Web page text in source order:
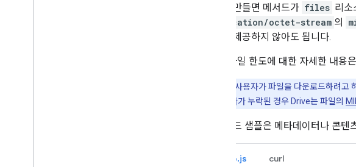
파일을 만들면 메서드가 files 리소
application/octet-stream 의
실제로 제공하지 않아도 됩니다.
Drive 파일 한도에 대한 자세한 내용은
Drive 사용자가 파일을 다운로드하려고
드합니다. 확장자가 누락된 경우 Drive는 파일의
다음 코드 샘플은 메타데이터나 콘
Node.js curl